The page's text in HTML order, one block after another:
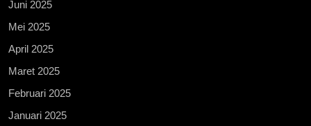
Juni 2025
Mei 2025
April 2025
Maret 2025
Februari 2025
Januari 2025